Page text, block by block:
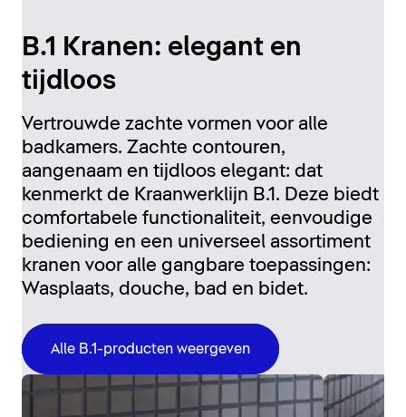
B.1 Kranen: elegant en
tijdloos
Vertrouwde zachte vormen voor alle
badkamers. Zachte contouren,
aangenaam en tijdloos elegant: dat
kenmerkt de Kraanwerklijn B.1. Deze biedt
comfortabele functionaliteit, eenvoudige
bediening en een universeel assortiment
kranen voor alle gangbare toepassingen:
Wasplaats, douche, bad en bidet.
Alle B.1-producten weergeven